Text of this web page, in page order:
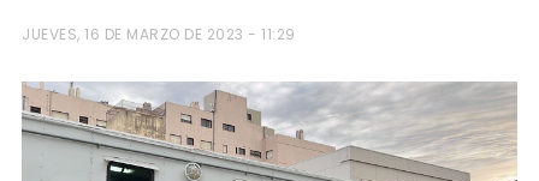
JUEVES, 16 DE MARZO DE 2023 - 11:29